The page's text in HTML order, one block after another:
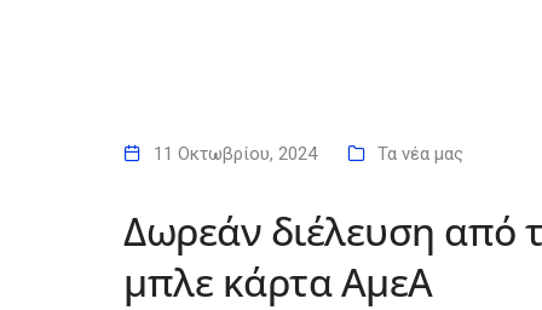
11 Οκτωβρίου, 2024 Τα νέα μας
Δωρεάν διέλευση από
μπλε κάρτα ΑμεΑ